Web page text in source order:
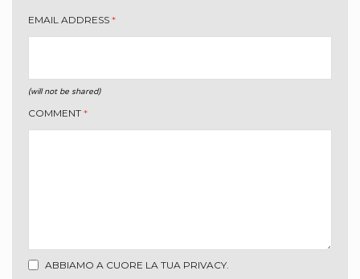
EMAIL ADDRESS *
(will not be shared)
COMMENT *
ABBIAMO A CUORE LA TUA PRIVACY.